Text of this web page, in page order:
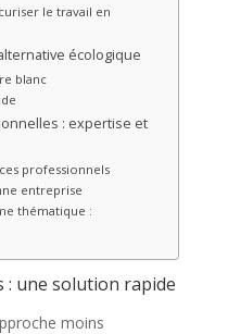
le travail en
écologique
blanc
: expertise et
professionnels
entreprise
thématique :
: une solution rapide
moins